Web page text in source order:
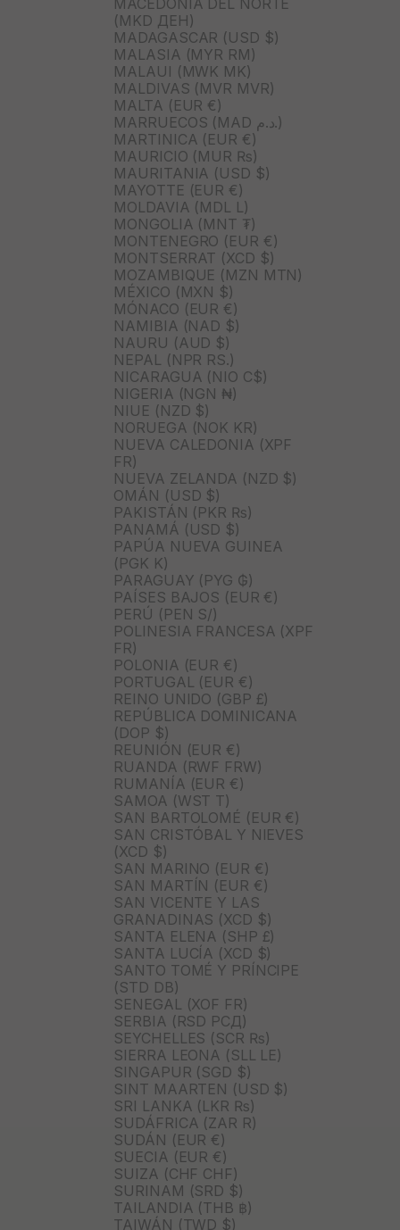
MACEDONIA DEL NORTE
(MKD ДЕН)
MADAGASCAR (USD $)
MALASIA (MYR RM)
MALAUI (MWK MK)
MALDIVAS (MVR MVR)
MALTA (EUR €)
MARRUECOS (MAD د.م.)
MARTINICA (EUR €)
MAURICIO (MUR ₨)
MAURITANIA (USD $)
MAYOTTE (EUR €)
MOLDAVIA (MDL L)
MONGOLIA (MNT ₮)
MONTENEGRO (EUR €)
MONTSERRAT (XCD $)
MOZAMBIQUE (MZN MTN)
MÉXICO (MXN $)
MÓNACO (EUR €)
NAMIBIA (NAD $)
NAURU (AUD $)
NEPAL (NPR RS.)
NICARAGUA (NIO C$)
NIGERIA (NGN ₦)
NIUE (NZD $)
NORUEGA (NOK KR)
NUEVA CALEDONIA (XPF
FR)
NUEVA ZELANDA (NZD $)
OMÁN (USD $)
PAKISTÁN (PKR ₨)
PANAMÁ (USD $)
PAPÚA NUEVA GUINEA
(PGK K)
PARAGUAY (PYG ₲)
PAÍSES BAJOS (EUR €)
PERÚ (PEN S/)
POLINESIA FRANCESA (XPF
FR)
POLONIA (EUR €)
PORTUGAL (EUR €)
REINO UNIDO (GBP £)
REPÚBLICA DOMINICANA
(DOP $)
REUNIÓN (EUR €)
RUANDA (RWF FRW)
RUMANÍA (EUR €)
SAMOA (WST T)
SAN BARTOLOMÉ (EUR €)
SAN CRISTÓBAL Y NIEVES
(XCD $)
SAN MARINO (EUR €)
SAN MARTÍN (EUR €)
SAN VICENTE Y LAS
GRANADINAS (XCD $)
SANTA ELENA (SHP £)
SANTA LUCÍA (XCD $)
SANTO TOMÉ Y PRÍNCIPE
(STD DB)
SENEGAL (XOF FR)
SERBIA (RSD РСД)
SEYCHELLES (SCR ₨)
SIERRA LEONA (SLL LE)
SINGAPUR (SGD $)
SINT MAARTEN (USD $)
SRI LANKA (LKR ₨)
SUDÁFRICA (ZAR R)
SUDÁN (EUR €)
SUECIA (EUR €)
SUIZA (CHF CHF)
SURINAM (SRD $)
TAILANDIA (THB ฿)
TAIWÁN (TWD $)